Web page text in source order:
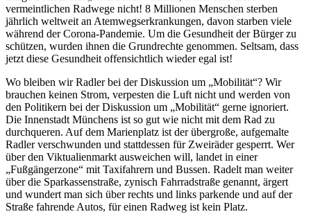
vermeintlichen Radwege nicht! 8 Millionen Menschen sterben
jährlich weltweit an Atemwegserkrankungen, davon starben viele
während der Corona-Pandemie. Um die Gesundheit der Bürger zu
schützen, wurden ihnen die Grundrechte genommen. Seltsam, dass
jetzt diese Gesundheit offensichtlich wieder egal ist!
Wo bleiben wir Radler bei der Diskussion um „Mobilität“? Wir
brauchen keinen Strom, verpesten die Luft nicht und werden von
den Politikern bei der Diskussion um „Mobilität“ gerne ignoriert.
Die Innenstadt Münchens ist so gut wie nicht mit dem Rad zu
durchqueren. Auf dem Marienplatz ist der übergroße, aufgemalte
Radler verschwunden und stattdessen für Zweiräder gesperrt. Wer
über den Viktualienmarkt ausweichen will, landet in einer
„Fußgängerzone“ mit Taxifahrern und Bussen. Radelt man weiter
über die Sparkassenstraße, zynisch Fahrradstraße genannt, ärgert
und wundert man sich über rechts und links parkende und auf der
Straße fahrende Autos, für einen Radweg ist kein Platz.